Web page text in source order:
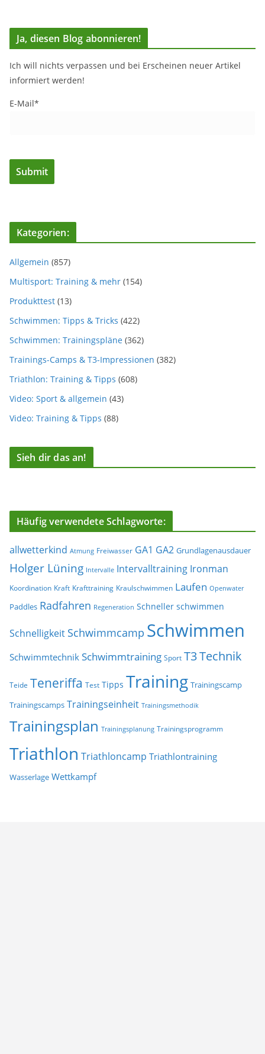
Ja, diesen Blog abonnieren!
Ich will nichts verpassen und bei Erscheinen neuer Artikel
informiert werden!
E-Mail*
Kategorien:
Allgemein (857)
Multisport: Training & mehr (154)
Produkttest (13)
Schwimmen: Tipps & Tricks (422)
Schwimmen: Trainingspläne (362)
Trainings-Camps & T3-Impressionen (382)
Triathlon: Training & Tipps (608)
Video: Sport & allgemein (43)
Video: Training & Tipps (88)
Sieh dir das an!
Häufig verwendete Schlagworte:
allwetterkind Atmung Freiwasser GA1 GA2 Grundlagenausdauer
Holger Lüning Intervalle Intervalltraining Ironman
Koordination Kraft Krafttraining Kraulschwimmen Laufen Openwater
Paddles Radfahren Regeneration Schneller schwimmen
Schnelligkeit Schwimmcamp Schwimmen
Schwimmtechnik Schwimmtraining Sport T3Technik
Teide Teneriffa Test Tipps Training Trainingscamp
Trainingscamps Trainingseinheit Trainingsmethodik
Trainingsplan Trainingsplanung Trainingsprogramm
Triathlon Triathloncamp Triathlontraining
Wasserlage Wettkampf